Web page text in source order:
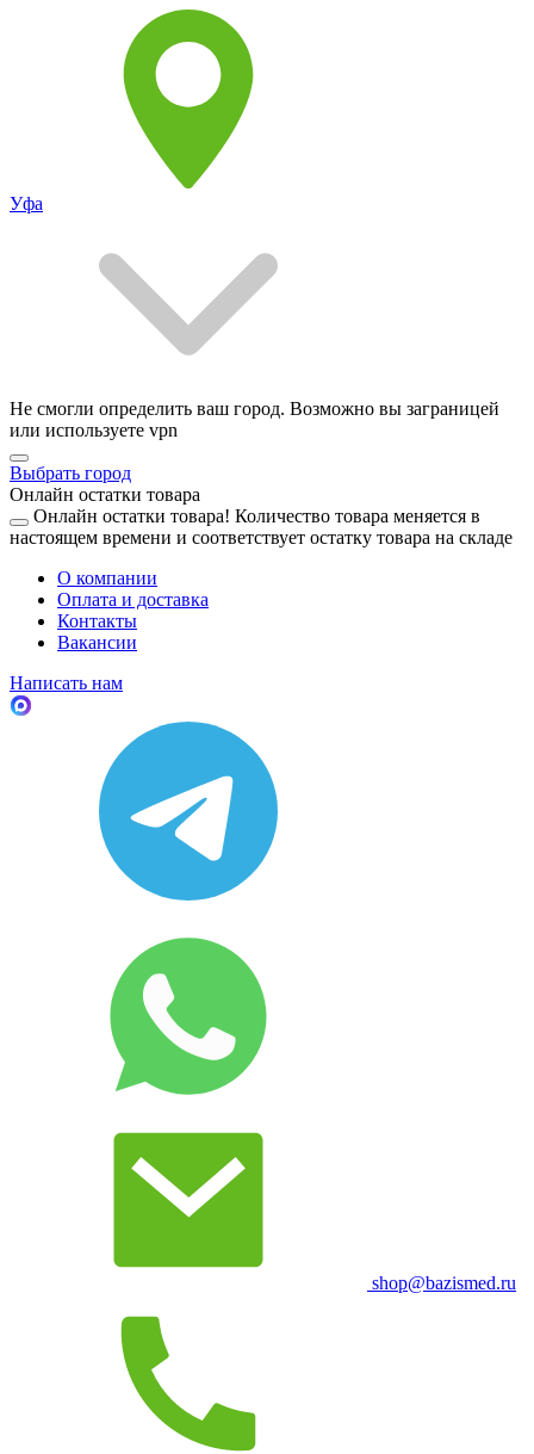
Уфа
Не смогли определить ваш город. Возможно вы заграницей
или используете vpn
Выбрать город
Онлайн остатки товара
Онлайн остатки товара! Количество товара меняется в
настоящем времени и соответствует остатку товара на складе
О компании
Оплата и доставка
Контакты
Вакансии
Написать нам
shop@bazismed.ru